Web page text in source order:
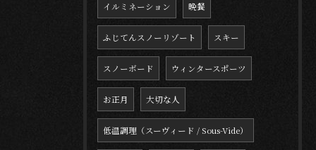
イルミネーション 晩餐
ふじてんスノーリゾート スキー
スノーボード ウィンタースポーツ
お正月 大切な人
低温調理（スーヴィード / Sous-Vide）